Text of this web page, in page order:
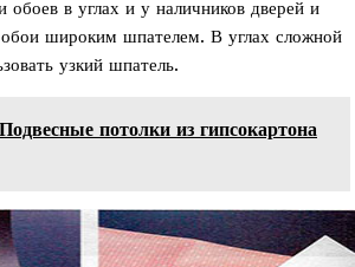
обоев в углах и у наличников дверей и
широким шпателем. В углах сложной
узкий шпатель.
Подвесные потолки из гипсокартона